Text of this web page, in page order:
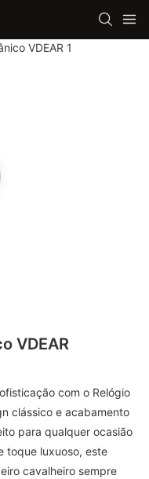
VDEAR
com o Relógio
clássico e acabamento
para qualquer ocasião
toque luxuoso, este
cavalheiro sempre